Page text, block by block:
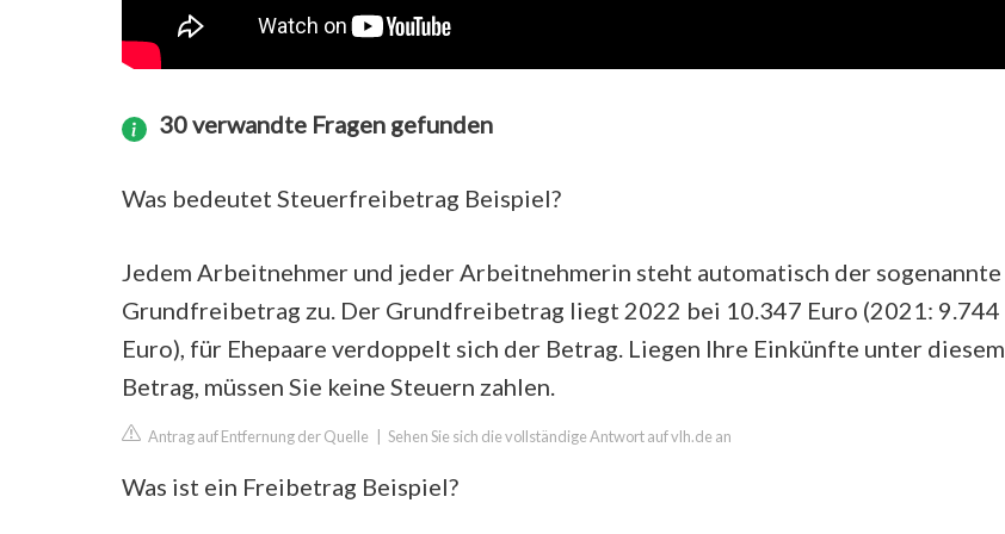
30 verwandte Fragen gefunden
Was bedeutet Steuerfreibetrag Beispiel?
Jedem Arbeitnehmer und jeder Arbeitnehmerin steht automatisch der sogenannte
Grundfreibetrag zu. Der Grundfreibetrag liegt 2022 bei 10.347 Euro (2021: 9.744
Euro), für Ehepaare verdoppelt sich der Betrag. Liegen Ihre Einkünfte unter diesem
Betrag, müssen Sie keine Steuern zahlen.
Antrag auf Entfernung der Quelle Sehen Sie sich die vollständige Antwort auf vlh.de an
Was ist ein Freibetrag Beispiel?